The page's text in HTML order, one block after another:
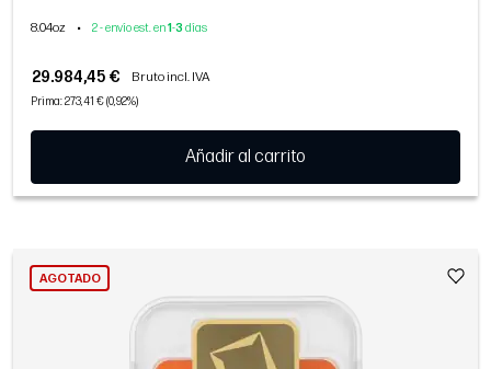
8.04oz • 2 - envío est. en1-3 días
29.984,45 € Bruto incl. IVA
Prima: 273,41 € (0,92%)
Añadir al carrito
AGOTADO